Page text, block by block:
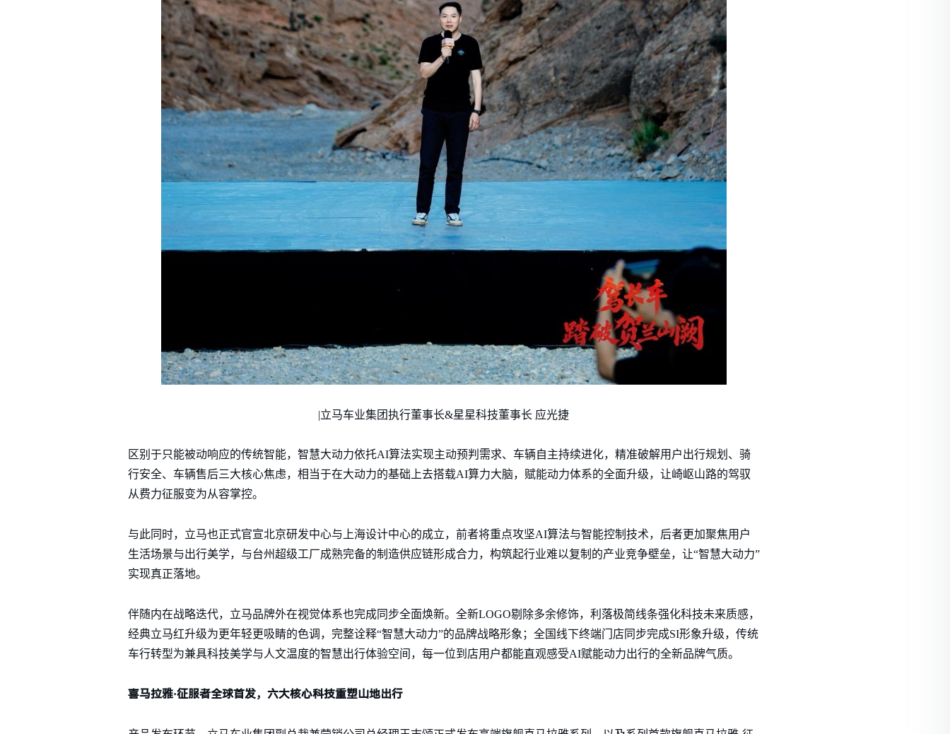
|立马车业集团执行董事长&星星科技董事长 应光捷
区别于只能被动响应的传统智能，智慧大动力依托AI算法实现主动预判需求、车辆自主持续进化，精准破解用户出行规划、骑
行安全、车辆售后三大核心焦虑，相当于在大动力的基础上去搭载AI算力大脑，赋能动力体系的全面升级，让崎岖山路的驾驭
从费力征服变为从容掌控。
与此同时，立马也正式官宣北京研发中心与上海设计中心的成立，前者将重点攻坚AI算法与智能控制技术，后者更加聚焦用户
生活场景与出行美学，与台州超级工厂成熟完备的制造供应链形成合力，构筑起行业难以复制的产业竞争壁垒，让“智慧大动力”
实现真正落地。
伴随内在战略迭代，立马品牌外在视觉体系也完成同步全面焕新。全新LOGO剔除多余修饰，利落极简线条强化科技未来质感，
经典立马红升级为更年轻更吸睛的色调，完整诠释“智慧大动力”的品牌战略形象；全国线下终端门店同步完成SI形象升级，传统
车行转型为兼具科技美学与人文温度的智慧出行体验空间，每一位到店用户都能直观感受AI赋能动力出行的全新品牌气质。
喜马拉雅·征服者全球首发，六大核心科技重塑山地出行